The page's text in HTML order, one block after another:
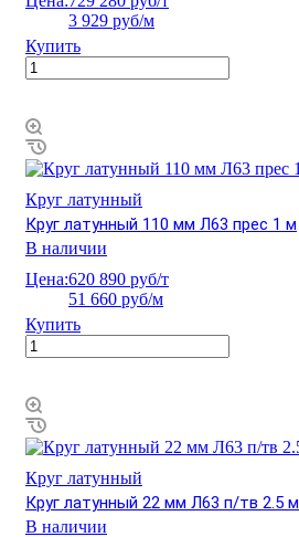
3 929 руб/м
Купить
Круг латунный
Круг латунный 110 мм Л63 прес 1 м
В наличии
Цена:620 890 руб/т
51 660 руб/м
Купить
Круг латунный
Круг латунный 22 мм Л63 п/тв 2.5 м
В наличии